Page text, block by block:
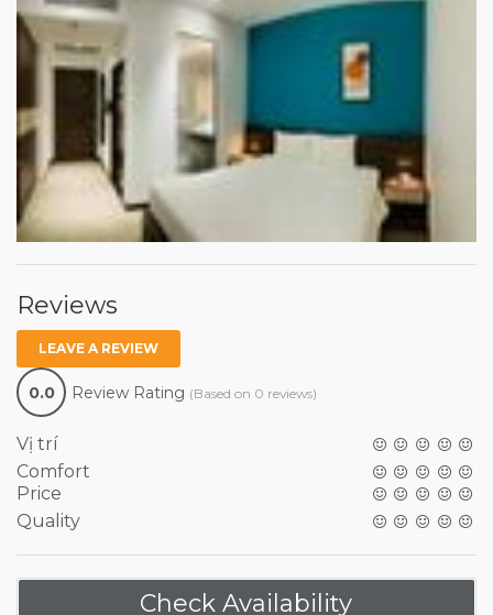
Reviews
LEAVE A REVIEW
0.0 Review Rating (Based on 0 reviews)
Vị trí
Comfort
Price
Quality
Check Availability